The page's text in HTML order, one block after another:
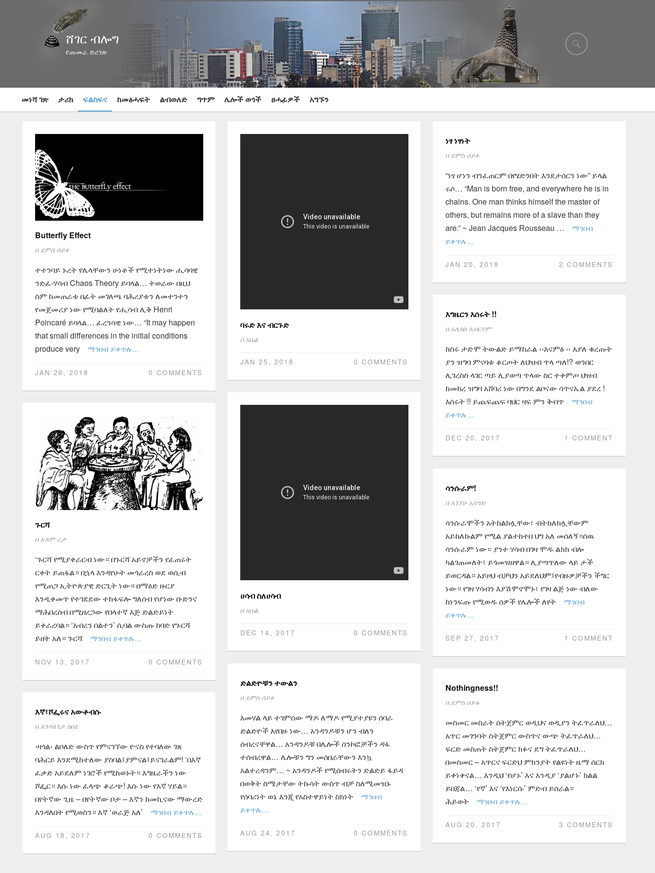
ሸገር ብሎግ
የጡመራ ድረገጽ
መነሻ ገጽ ታሪክ ፍልስፍና ከመፅሓፍት ልብወለድ ግጥም ሌሎች ወጎች ፀሓፊዎች አግኙን
Butterfly Effect
በ ደምስ ሰይፉ
ተተንባይ ኑረት የሌላቸውን ሁነቶች የሚተነትነው ሒሳባዊ
ንድፈ-ሃሳብ Chaos Theory ይባላል… ትወራው በዚህ
ስም ከመጠራቱ በፊት መገለጫ ባሕሪያቱን ለመተንተን
የመጀመሪያ ነው የሚባልለት የሒሳብ ሊቅ Henri
Poincaré ይባላል… ፈረንሳዊ ነው… “It may happen
that small differences in the initial conditions
produce very
ማንበብ ይቀጥሉ…
JAN 26, 2018 0 COMMENTS
ባሩድ እና ብርጉድ
በ አቤል
JAN 25, 2018 0 COMMENTS
ነፃ ነፃነት
በ ደምስ ሰይፉ
“ነፃ ሆነን ብንፈጠርም በየሄድንበት እንደታሰርን ነው” ይላል
ሩሶ… “Man is born free, and everywhere he is in
chains. One man thinks himself the master of
others, but remains more of a slave than they
are.” ~ Jean Jacques Rousseau …
ማንበብ
ይቀጥሉ…
JAN 20, 2018 2 COMMENTS
እግዜርን እሰሩት !!
በ አሌክስ አብርሃም
ከስሩ ታድሞ ትውልድ ይማከራል ‹‹እናምፅ ›› እያለ ቁረጡት
ያን ዝግባ ምናባቱ ቆርጦት ለህዝብ ጥላ ጣለ!? ወንበር
ሊገረስስ ላገር ጣይ ሊያወጣ ጥላው ስር ተቀምጦ ህዝብ
ከመከረ ዝግባ አሸባሪ ነው በግንደ ልቦናው ሳጥናኤል ያደረ !
እሰሩት !! ይጨፍጨፍ ባህር ዛፍ ምን ቅብጥ
ማንበብ
ይቀጥሉ…
DEC 20, 2017 1 COMMENT
ሀሳብ ስለሀሳብ
በ አቤል
DEC 14, 2017 0 COMMENTS
ጉርሻ
በ አዳም ረታ
‘ጉርሻ የሚያቀራርብ ነው። በጉርሻ አይኖቻችን የፈጠሩት
ርቀት ይጠፋል። በኋላ እንዳየሁት መጎራረስ ወደ ወሲብ
የሚጠጋ ኢትዮጵያዊ ድርጊት ነው። በማዕድ ዙርያ
እንዲቀመጥ የተገደደው ተከፋፍሎ ግለሰብ የሆነው ቡድንና
ማሕበረሰብ በሚዘረጋው የበላተኛ እጅ ድልድይነት
ይቀራረባል። ‘አብረን በልተን’ ሲባል ውስጡ ከባድ የጉርሻ
ይዘት አለ። ጉርሻ
ማንበብ ይቀጥሉ…
NOV 13, 2017 0 COMMENTS
ሳንሱራም!
በ አገኘሁ አሰግድ
ሳንሱራሞችን አትከልክሏቸው፣ ብትከለክሏቸውም
አይከለኩልም የሚል ያልተከተበ ህግ አለ መሰለኝ።ሰዉ
ሳንሱራም ነው። ያንተ ሃሳብ በገዛ ሞዱ ልክክ ብሎ
ካልገጠመለት፣ ይጎመዝዘዋል። ሊያጣጥለው ላይ ታች
ይወርዳል። አይዞህ ብቻህን አይደለህም፤የብዙዎቻችን ችግር
ነው። የገዛ ሃሳብን እያሽሞኖሞኑ፣ የገዛ ልጅ ነው ብለው
ከነንፍጡ የሚወዱ ሰዎች የሌሎች ለየት
ማንበብ
ይቀጥሉ…
SEP 27, 2017 1 COMMENT
ድልድዮቹን ተውልን
በ ደምስ ሰይፉ
እመሃል ላይ ተገምሰው ማዶ ለማዶ የሚያተያዩን ሰባራ
ድልድዮች እየበዙ ነው… አንዳንዶቹን ሆን ብለን
ሰብረናቸዋል… አንዳንዶቹ በሌሎች ሰንኮፎቻችን ዳፋ
ተሰብረዋል… ሌሎቹን ግን መሰበራቸውን እንኳ
አልተረዳንም… ~ አንዳንዶች የሚሰብሩትን ድልድይ ፋይዳ
በወቅት ስሜታቸው ትኩሳት ውስጥ ብቻ ስለሚመዝኑ
የሰባሪነት ወኔ እንጂ የአስተዋይነት ስክነት
ማንበብ
ይቀጥሉ…
AUG 24, 2017 0 COMMENTS
Nothingness!!
በ ደምስ ሰይፉ
መስመር መስራት ስትጀምር ወዲህና ወዲያን ትፈጥራለህ…
አጥር መገንባት ስትጀምር ውስጥና ውጭ ትፈጥራለህ…
ፍርድ መስጠት ስትጀምር ክፉና ደግ ትፈጥራለህ…
በመስመር – አጥርና ፍርድህ ምክንያት የልዩነት ዜማ ሰርክ
ይቀነቀናል… እንዲህ ‘የሆኑ’ እና እንዲያ ‘ያልሆኑ’ ክልል
ይበጃል… ‘የኛ’ እና ‘የእነርሱ’ ምድብ ይሰራል።
ሕይወት
ማንበብ ይቀጥሉ…
AUG 20, 2017 3 COMMENTS
እኛ፣ሾፌሩና አውቶብሱ
በ እንዳለጌታ ከበደ
‹ዛጎል› ልቦለድ ውስጥ የምናገኘው ዮናስ የተባለው ገጸ
ባሕርይ እንደሚከተለው ያስባል፤ያምናል፤ይናገራልም! ‘በእኛ
ፈቃድ አይደለም ነገሮች የሚከወኑት። እግዜራችን ነው
ሾፌር። እሱ ነው ፈላጭ ቆራጭ! እሱ ነው የእኛ ሃይል።
በየትኛው ጊዜ – በየትኛው ቦታ – እኛን ከመኪናው ማውረድ
እንዳለበት የሚወስን። እኛ ‘ወራጅ አለ’
ማንበብ ይቀጥሉ…
AUG 18, 2017 0 COMMENTS